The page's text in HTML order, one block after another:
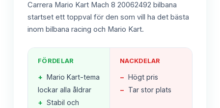
Carrera Mario Kart Mach 8 20062492 bilbana
startset ett toppval för den som vill ha det bästa
inom bilbana racing och Mario Kart.
FÖRDELAR
+ Mario Kart-tema
lockar alla åldrar
+ Stabil och
NACKDELAR
− Högt pris
− Tar stor plats